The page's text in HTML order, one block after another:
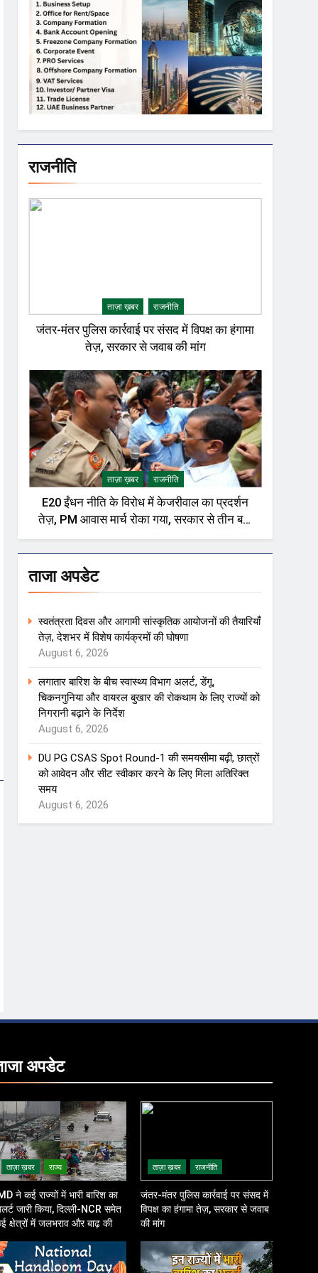
राजनीति
ताज़ा ख़बर राजनीति
जंतर-मंतर पुलिस कार्रवाई पर संसद में विपक्ष का हंगामा
तेज़, सरकार से जवाब की मांग
ताज़ा ख़बर राजनीति
E20 ईंधन नीति के विरोध में केजरीवाल का प्रदर्शन
तेज़, PM आवास मार्च रोका गया, सरकार से तीन बड़ी
मांगें
ताजा अपडेट
स्वतंत्रता दिवस और आगामी सांस्कृतिक आयोजनों की तैयारियाँ
तेज़, देशभर में विशेष कार्यक्रमों की घोषणा
August 6, 2026
लगातार बारिश के बीच स्वास्थ्य विभाग अलर्ट, डेंगू,
चिकनगुनिया और वायरल बुखार की रोकथाम के लिए राज्यों को
निगरानी बढ़ाने के निर्देश
August 6, 2026
DU PG CSAS Spot Round-1 की समयसीमा बढ़ी, छात्रों
को आवेदन और सीट स्वीकार करने के लिए मिला अतिरिक्त
समय
August 6, 2026
अपडेट
ताज़ा ख़बर राज्य
ने कई राज्यों में भारी बारिश का
जारी किया, दिल्ली-NCR समेत
क्षेत्रों में जलभराव और बाढ़ की
ताज़ा ख़बर राजनीति
जंतर-मंतर पुलिस कार्रवाई पर संसद में
विपक्ष का हंगामा तेज़, सरकार से जवाब
की मांग